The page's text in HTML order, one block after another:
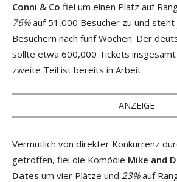
Conni & Co fiel um einen Platz auf
76%auf 51,000 Besucher zu und
Besuchern nach fünf Wochen. Der
sollte etwa 600,000 Tickets
zweite Teil ist bereits in Arbeit.
ANZEIGE
Vermutlich von direkter Konkurrenz
getroffen, fiel die Komödie Mike and
Dates um vier Plätze und 23%auf